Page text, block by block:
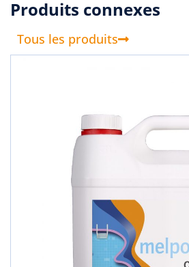
Produits connexes
Tous les produits